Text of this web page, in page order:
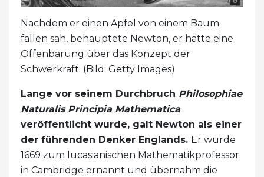
Nachdem er einen Apfel von einem Baum
fallen sah, behauptete Newton, er hätte eine
Offenbarung über das Konzept der
Schwerkraft. (Bild: Getty Images)
Lange vor seinem Durchbruch Philosophiae
Naturalis Principia Mathematica
veröffentlicht wurde, galt Newton als einer
der führenden Denker Englands. Er wurde
1669 zum lucasianischen Mathematikprofessor
in Cambridge ernannt und übernahm die